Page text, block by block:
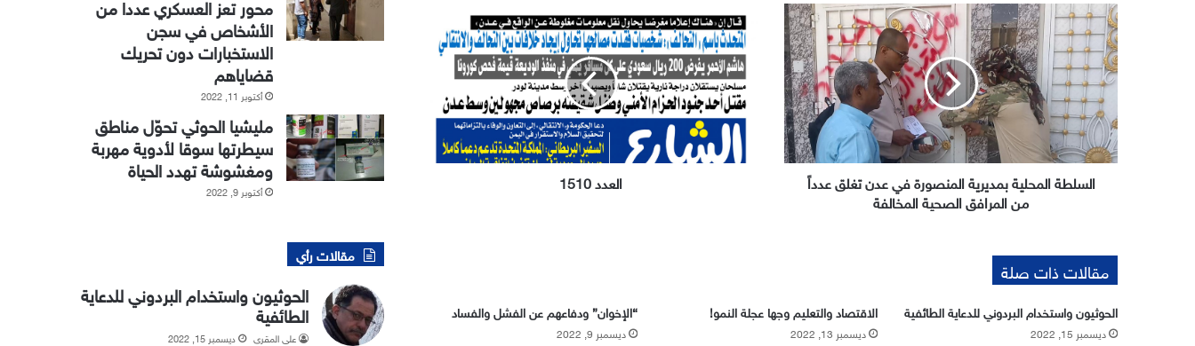
السلطة
المحلية
بمديرية
المنصورة
في
عدن
تغلق
عدداً
من
المرافقالسلطة المحلية بمديرية المنصورة في عدن تغلق عدداً
من المرافق الصحية المخالفة
العدد
1510
العدد 1510
مقالات ذات صلة
الحوثيون واستخدام البردوني للدعاية الطائفية
ديسمبر 15, 2022
الاقتصاد والتعليم وجها عجلة النمو!
ديسمبر 13, 2022
“الإخوان” ودفاعهم عن الفشل والفساد
ديسمبر 9, 2022
محور تعز العسكري عددا من
الأشخاص في سجن
الاستخبارات دون تحريك
قضاياهم
أكتوبر 11, 2022
مليشيا الحوثي تحوّل مناطق
سيطرتها سوقا لأدوية مهربة
ومغشوشة تهدد الحياة
أكتوبر 9, 2022
مقالات رأي
الحوثيون واستخدام البردوني للدعاية
الطائفية
علي المقري ديسمبر 15, 2022